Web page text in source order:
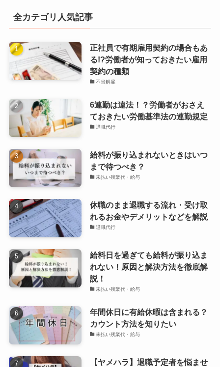
全カテゴリ人気記事
正社員で有期雇用契約の場合もあ
る!?労働者が知っておきたい雇用
契約の種類
不当解雇
6連勤は違法！？労働者がおさえ
ておきたい労働基準法の連勤規定
退職代行
給料が振り込まれないときはいつ
まで待つべき？
未払い残業代・給与
休職のまま退職する流れ・受け取
れるお金やデメリットなどを解説
退職代行
給料日を過ぎても給料が振り込ま
れない！原因と解決方法を徹底解
説！
未払い残業代・給与
年間休日に有給休暇は含まれる？
カウント方法を知りたい
未払い残業代・給与
【ヤメハラ】退職予定者を悩ませ